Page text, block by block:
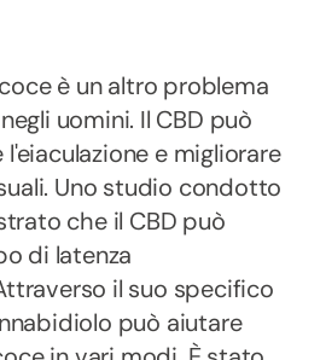
è un altro problema
uomini. Il CBD può
e migliorare
Uno studio condotto
che il CBD può
di latenza
il suo specifico
può aiutare